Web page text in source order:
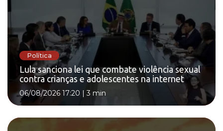
Política
Lula sanciona lei que combate violência sexual
contra crianças e adolescentes na internet
06/08/2026 17:20 |3 min